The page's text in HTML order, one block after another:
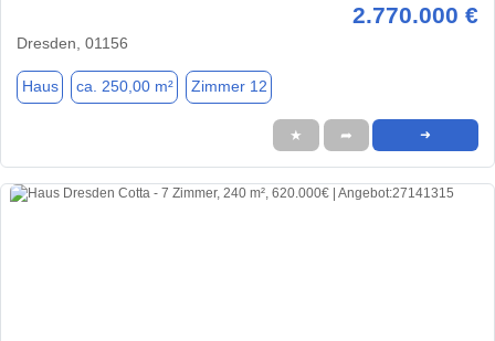
2.770.000 €
Dresden, 01156
Haus ca. 250,00 m² Zimmer 12
★ ➦ ➜